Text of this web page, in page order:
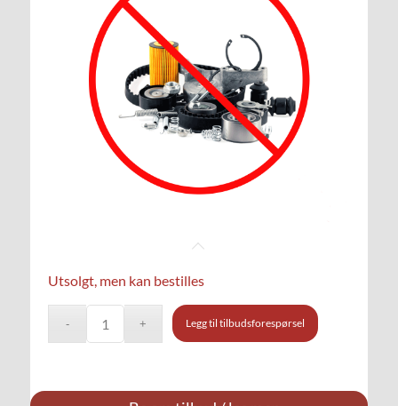
Utsolgt, men kan bestilles
Legg til tilbudsforespørsel